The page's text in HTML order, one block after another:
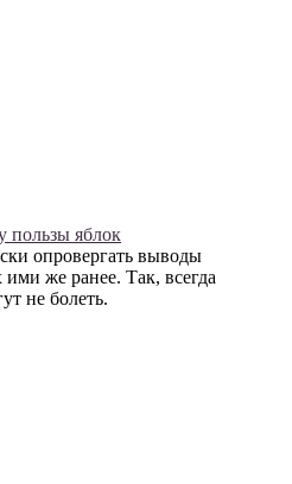
пользы яблок
опровергать выводы
же ранее. Так, всегда
не болеть.